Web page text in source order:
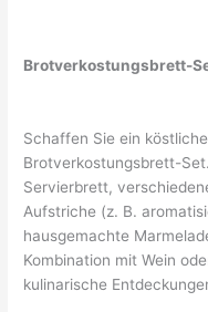
Brotverkostungsbrett-
Schaffen Sie ein
Brotverkostungsbrett-
Servierbrett,
Aufstriche (z. B.
hausgemachte
Kombination mit Wein
kulinarische